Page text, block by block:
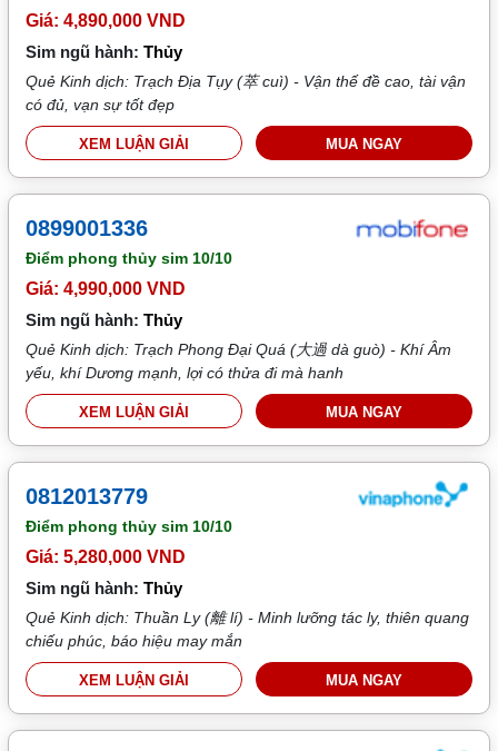
Giá: 4,890,000 VND
Sim ngũ hành:Thủy
Quẻ Kinh dịch: Trạch Địa Tụy (萃 cuì) - Vận thế đề cao, tài vận
có đủ, vạn sự tốt đẹp
XEM LUẬN GIẢI MUA NGAY
0899001336
Điểm phong thủy sim 10/10
Giá: 4,990,000 VND
Sim ngũ hành:Thủy
Quẻ Kinh dịch: Trạch Phong Đại Quá (大過 dà guò) - Khí Âm
yếu, khí Dương mạnh, lợi có thửa đi mà hanh
XEM LUẬN GIẢI MUA NGAY
0812013779
Điểm phong thủy sim10/10
Giá: 5,280,000 VND
Sim ngũ hành:Thủy
Quẻ Kinh dịch: Thuần Ly (離 lí) - Minh lưỡng tác ly, thiên quang
chiếu phúc, báo hiệu may mắn
XEM LUẬN GIẢI MUA NGAY